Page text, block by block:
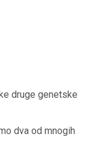
druge genetske
dva od mnogih